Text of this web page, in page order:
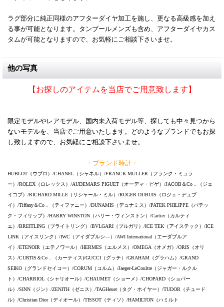
ラグ部分に純正同様のアフターダイヤ加工を施し、更なる高級感を加え
る事が可能となります。タンブールメンズも含め、アフターダイヤカス
タムが可能となりますので、お気軽にご相談下さいませ。
他の写真
【お探しのアイテムを当店でご用意致します】
限定モデルやレアモデル、国内未入荷モデル等、探しても中々見つから
ないモデルを、当店でご用意いたします。どのようなブランドでもお探
し致しますので、お気軽にご相談下さいませ。
・ブランド時計・
HUBLOT（ウブロ）/CHANEL（シャネル）/FRANCK MULLER（フランク・ミュラ
ー）/ROLEX（ロレックス）/AUDEMARS PIGUET（オーデマ・ピゲ）/JACOB＆Co．（ジェ
イコブ）/RICHARD MILLE（リシャール・ミル）/ROGER DUBUIS（ロジェ・デュブ
イ）/Tiffany＆Co．（ティファニー）/DUNAMIS（デュナミス）/PATEK PHILIPPE（パテッ
ク・フィリップ）/HARRY WINSTON（ハリー・ウィンストン）/Cartier（カルティ
エ）/BREITLING（ブライトリング）/BVLGARI（ブルガリ）/ICE TEK（アイステック）/ICE
LINK（アイスリンク）/IWC（アイダブルシ―）/AWI International（エーダブルア
イ）/ETENOIR（エテノワール）/HERMES（エルメス）/OMEGA（オメガ）/ORIS（オリ
ス）/CURTIS＆Co．（カーティス)/GUCCI（グッチ）/GRAHAM（グラハム）/GRAND
SEIKO（グランドセイコー）/CORUM（コルム）/Jaeger-LeCoultre（ジャガー・ルクル
ト）/CHARRIOL（シャリオール）/CHAUMET（ショーメ）/CHOPARD（ショパー
ル）/SINN（ジン）/ZENITH（ゼニス）/TAGHeuer（タグ・ホイヤー）/TUDOR（チュード
ル）/Christian Dior（ディオール）/TISSOT（ティソ）/HAMILTON（ハミルト